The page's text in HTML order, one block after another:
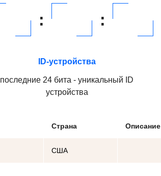
: :
ID-устройства
последние 24 бита - уникальный ID
устройства
Страна Описание
США